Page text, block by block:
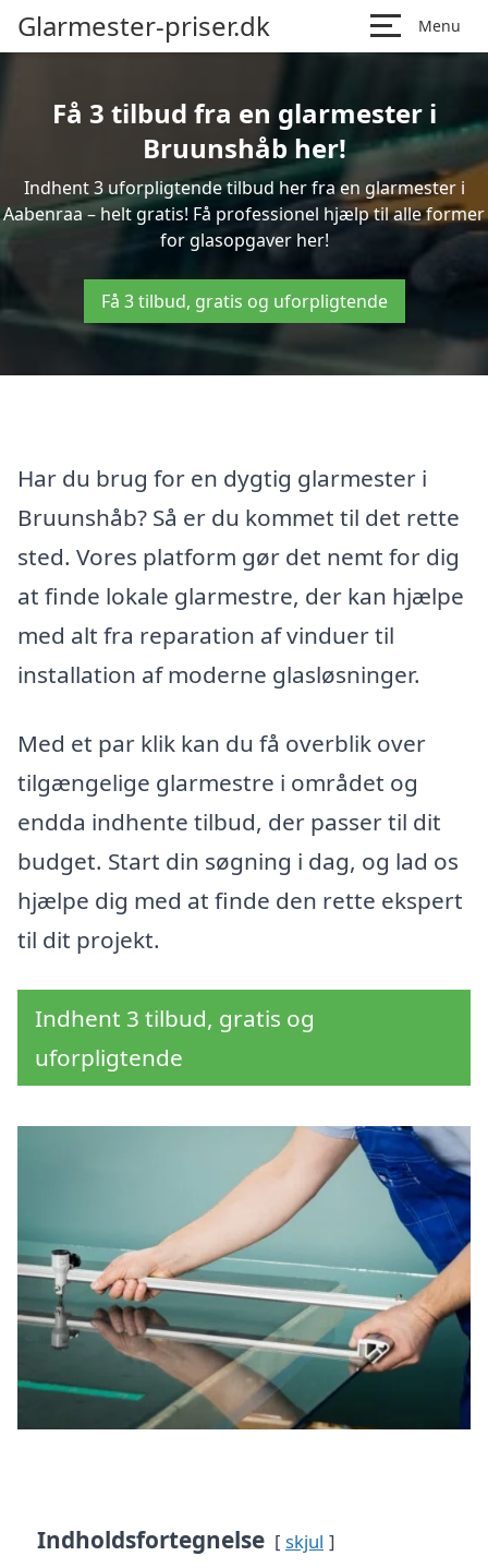
Glarmester-priser.dk Menu
Få 3 tilbud fra en glarmester i
Bruunshåb her!
Indhent 3 uforpligtende tilbud her fra en glarmester i
Aabenraa – helt gratis! Få professionel hjælp til alle former
for glasopgaver her!
Få 3 tilbud, gratis og uforpligtende
Har du brug for en dygtig glarmester i
Bruunshåb? Så er du kommet til det rette
sted. Vores platform gør det nemt for dig
at finde lokale glarmestre, der kan hjælpe
med alt fra reparation af vinduer til
installation af moderne glasløsninger.
Med et par klik kan du få overblik over
tilgængelige glarmestre i området og
endda indhente tilbud, der passer til dit
budget. Start din søgning i dag, og lad os
hjælpe dig med at finde den rette ekspert
til dit projekt.
Indhent 3 tilbud, gratis og
uforpligtende
Indholdsfortegnelse skjul